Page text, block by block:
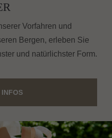
Vorfahren und
Bergen, erleben Sie
und natürlichster Form.
INFOS